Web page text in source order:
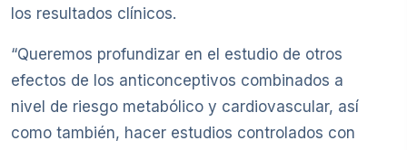
los resultados clínicos.
“Queremos profundizar en el estudio de otros
efectos de los anticonceptivos combinados a
nivel de riesgo metabólico y cardiovascular, así
como también, hacer estudios controlados con